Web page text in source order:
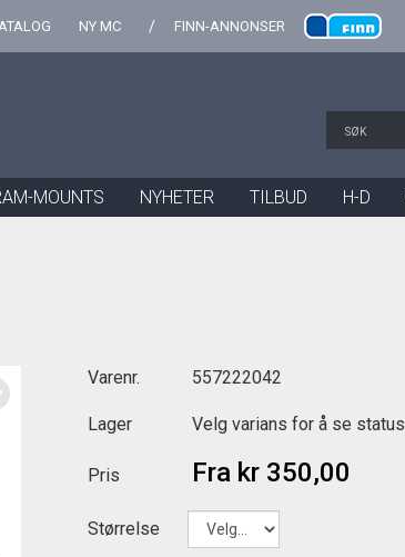
NY MC FINN-ANNONSER
MOUNTS NYHETER TILBUD H-D
Varenr. 557222042
Lager Velg varians for å se status
Pris Fra kr 350,00
Størrelse